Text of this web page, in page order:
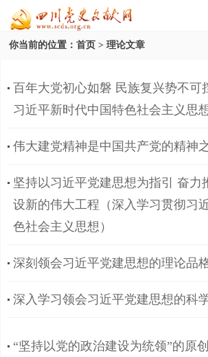
你当前的位置：首页 >理论文章
百年大党初心如磐 民族复兴势不可
习近平新时代中国特色社会主义思想
伟大建党精神是中国共产党的精神
坚持以习近平党建思想为指引 奋力
设新的伟大工程（深入学习贯彻习
色社会主义思想）
深刻领会习近平党建思想的理论品
深入学习领会习近平党建思想的科
“坚持以党的政治建设为统领”的原